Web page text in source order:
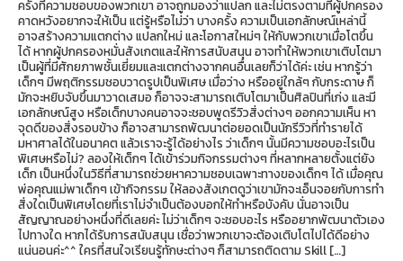
ครั้งที่ความชอบของพวกเขา อาจถูกมองว่าแปลก และไม่ตรงตามที่ผู้ปกครอง
คาดหวังอยากจะให้เป็น แต่รู้หรือไม่ว่า บางครั้ง ความเป็นเอกลักษณ์เหล่านี้
อาจสร้างความแตกต่าง แปลกใหม่ และโอกาสใหม่ๆ ให้กับพวกเขาเมื่อโตขึ้น
ได้ หากผู้ปกครองหมั่นสังเกตและให้การสนับสนุน อาจทำให้พวกเขาเติบโตมา
เป็นผู้ที่มีศักยภาพชั้นเยี่ยมและแตกต่างจากคนอื่นเลยก็ว่าได้ค่ะ เช่น หากรู้ว่า
เด็กๆ มีพฤติกรรมชอบวาดรูปเป็นพิเศษ เมื่อว่าง หรืออยู่ใกล้ๆ กับกระดาษ ก็
มักจะหยิบจับขึ้นมาวาดเสมอ ก็อาจจะสามารถเติบโตมาเป็นศิลปินที่เก่ง และมี
เอกลักษณ์สูง หรือเด็กบางคนอาจจะชอบพูดรีวิวสิ่งต่างๆ ออกความเห็น หา
จุดดีของสิ่งรอบข้าง ก็อาจสามารถพัฒนาต่อยอดเป็นนักรีวิวที่ทำรายได้
มหาศาลได้ในอนาคต แล้วเราจะรู้ได้อย่างไร ว่าเด็กๆ นั้นมีความชอบอะไรเป็น
พิเศษหรือไม่? ลองให้เด็กๆ ได้เข้าร่วมกิจกรรมต่างๆ ที่หลากหลายตั้งแต่ยัง
เด็ก เป็นหนึ่งในวิธีที่สามารถช่วยหาความชอบเฉพาะทางของเด็กๆ ได้ เมื่อคุณ
พ่อคุณแม่พาเด็กๆ เข้ากิจกรรม ให้ลองสังเกตดูว่าเขามักจะเอ็นจอยกับการทำ
สิ่งใดเป็นพิเศษโดยที่เราไม่จำเป็นต้องบอกให้ทำหรือบังคับ นั่นอาจเป็น
สัญญาณอย่างหนึ่งที่ดีเลยค่ะ ไม่ว่าเด็กๆ จะชอบอะไร หรืออยากพัฒนาตัวเอง
ไปทางใด หากได้รับการสนับสนุน เชื่อว่าพวกเขาจะต้องเติบโตไปได้ดีอย่าง
แน่นอนค่ะ^^ ใครที่สนใจเรียนรู้ทักษะต่างๆ ก็สามารถติดตาม Skill […]